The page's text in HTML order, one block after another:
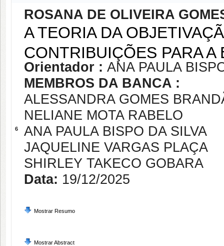
6
ROSANA DE OLIVEIRA
A TEORIA DA
CONTRIBUIÇÕES PARA
Orientador : ANA PAULA
MEMBROS DA BANCA :
ALESSANDRA GOMES
NELIANE MOTA RABELO
ANA PAULA BISPO DA SILVA
JAQUELINE VARGAS PLAÇA
SHIRLEY TAKECO GOBARA
Data: 19/12/2025
Mostrar Resumo
Mostrar Abstract